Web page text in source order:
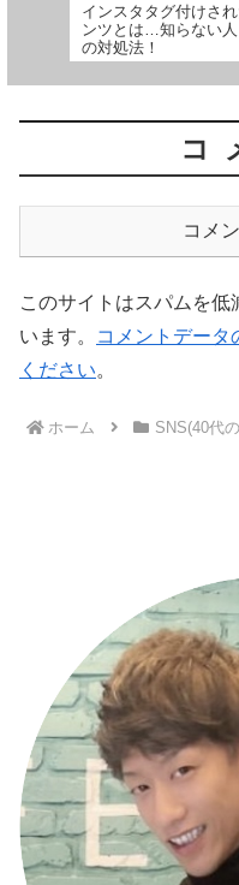
インスタタグ付けさ
ンツとは…知らない
の対処法！
コ
コメ
このサイトはスパムを低
います。
コメントデータ
ください。
ホーム SNS(40代